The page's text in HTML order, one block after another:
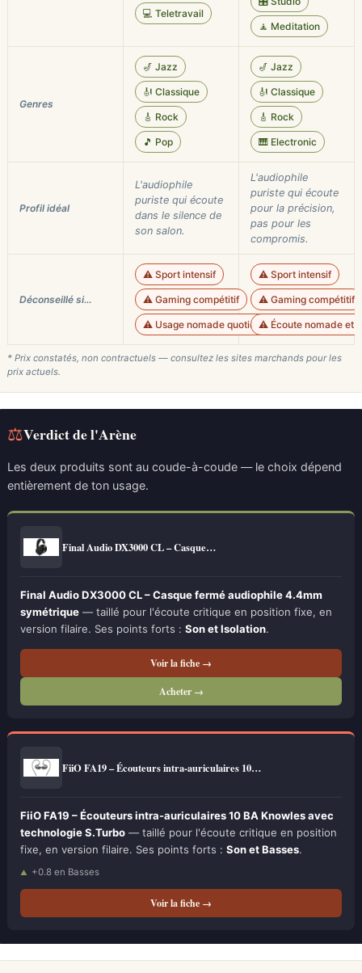
💻 Teletravail
🧘 Meditation
Genres
🎷 Jazz
🎻 Classique
🎸 Rock
🎵 Pop
🎷 Jazz
🎻 Classique
🎸 Rock
🎹 Electronic
Profil idéal
L'audiophile
puriste qui écoute
dans le silence de
son salon.
L'audiophile
puriste qui écoute
pour la précision,
pas pour les
compromis.
Déconseillé si…
⚠️ Sport intensif
⚠️ Gaming compétitif
⚠️ Usage nomade quotidien
⚠️ Sport intensif
⚠️ Gaming compétitif
⚠️ Écoute nomade et
* Prix constatés, non contractuels — consultez les sites marchands pour les
prix actuels.
⚖Verdict de l'Arène
Les deux produits sont au coude-à-coude — le choix dépend
entièrement de ton usage.
Final Audio DX3000 CL – Casque…
Final Audio DX3000 CL – Casque fermé audiophile 4.4mm
symétrique — taillé pour l'écoute critique en position fixe, en
version filaire. Ses points forts : Son et Isolation.
Voir la fiche →
Acheter →
FiiO FA19 – Écouteurs intra-auriculaires 10…
FiiO FA19 – Écouteurs intra-auriculaires 10 BA Knowles avec
technologie S.Turbo — taillé pour l'écoute critique en position
fixe, en version filaire. Ses points forts : Son et Basses.
+0.8 en Basses
Voir la fiche →